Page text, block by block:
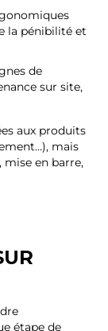
la pénibilité et
de
sur site,
aux produits
mais
en barre,
étape de